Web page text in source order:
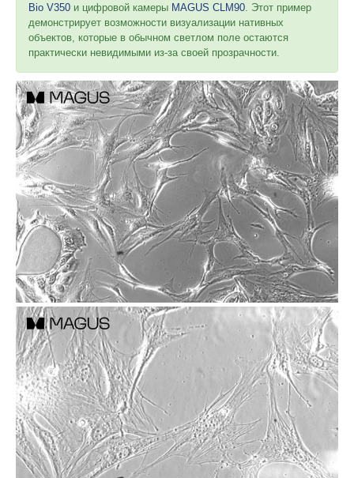
Bio V350 и цифровой камеры MAGUS CLM90. Этот пример
демонстрирует возможности визуализации нативных
объектов, которые в обычном светлом поле остаются
практически невидимыми из-за своей прозрачности.